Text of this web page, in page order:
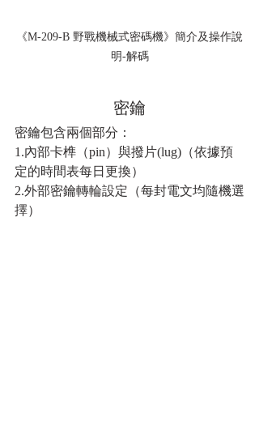
《M-209-B 野戰機械式密碼機》簡介及操作說
明-解碼
密鑰
密鑰包含兩個部分：
1.內部卡榫（pin）與撥片(lug)（依據預
定的時間表每日更換）
2.外部密鑰轉輪設定（每封電文均隨機選
擇）